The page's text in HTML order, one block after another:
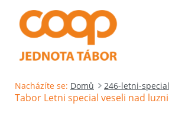
Nacházíte se: Domů 246-letni-
Tabor Letni special veseli nad